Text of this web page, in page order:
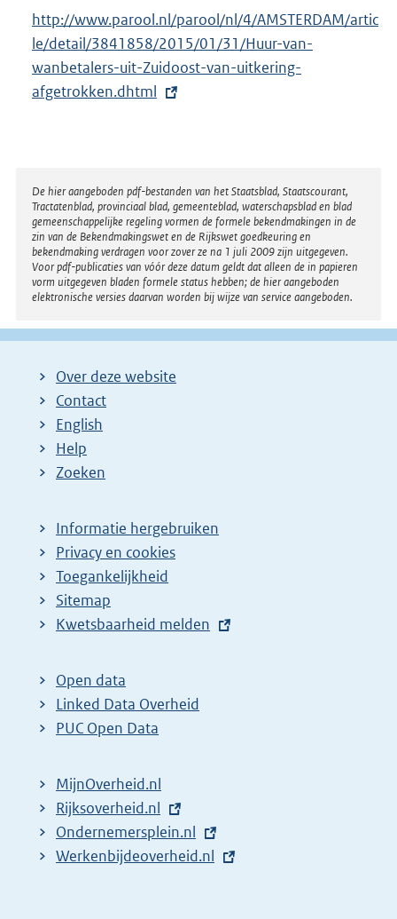
l
i
n
k
E
x
t
e
l
i
n
k
:
http://www.parool.nl/parool/nl/4/AMSTERDAM/artic
le/detail/3841858/2015/01/31/Huur-van-
wanbetalers-uit-Zuidoost-van-uitkering-
afgetrokken.dhtml
Disclaimer
De hier aangeboden pdf-bestanden van het Staatsblad, Staatscourant,
Tractatenblad, provinciaal blad, gemeenteblad, waterschapsblad en blad
gemeenschappelijke regeling vormen de formele bekendmakingen in de
zin van de Bekendmakingswet en de Rijkswet goedkeuring en
bekendmaking verdragen voor zover ze na 1 juli 2009 zijn uitgegeven.
Voor pdf-publicaties van vóór deze datum geldt dat alleen de in papieren
vorm uitgegeven bladen formele status hebben; de hier aangeboden
elektronische versies daarvan worden bij wijze van service aangeboden.
Over deze website
Contact
English
Help
Zoeken
Informatie hergebruiken
Privacy en cookies
Toegankelijkheid
Sitemap
E
t
e
r
l
i
n
k
Kwetsbaarheid melden
Open data
Linked Data Overheid
PUC Open Data
MijnOverheid.nl
E
x
t
Rijksoverheid.nl
E
x
Ondernemersplein.nl
E
Werkenbijdeoverheid.nl